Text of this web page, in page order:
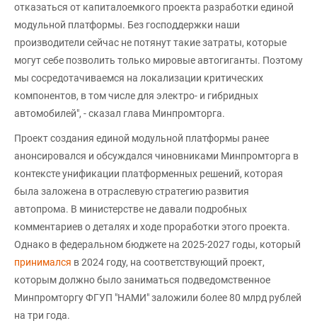
отказаться от капиталоемкого проекта разработки единой
модульной платформы. Без господдержки наши
производители сейчас не потянут такие затраты, которые
могут себе позволить только мировые автогиганты. Поэтому
мы сосредотачиваемся на локализации критических
компонентов, в том числе для электро- и гибридных
автомобилей", - сказал глава Минпромторга.
Проект создания единой модульной платформы ранее
анонсировался и обсуждался чиновниками Минпромторга в
контексте унификации платформенных решений, которая
была заложена в отраслевую стратегию развития
автопрома. В министерстве не давали подробных
комментариев о деталях и ходе проработки этого проекта.
Однако в федеральном бюджете на 2025-2027 годы, который
принимался в 2024 году, на соответствующий проект,
которым должно было заниматься подведомственное
Минпромторгу ФГУП "НАМИ" заложили более 80 млрд рублей
на три года.